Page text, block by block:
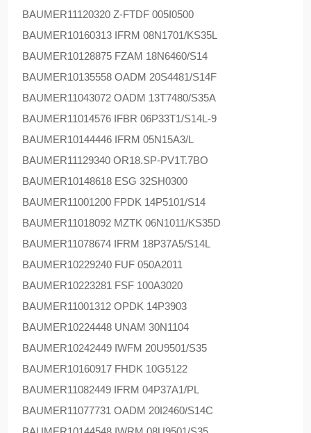
BAUMER11120320 Z-FTDF 005I0500
BAUMER10160313 IFRM 08N1701/KS35L
BAUMER10128875 FZAM 18N6460/S14
BAUMER10135558 OADM 20S4481/S14F
BAUMER11043072 OADM 13T7480/S35A
BAUMER11014576 IFBR 06P33T1/S14L-9
BAUMER10144446 IFRM 05N15A3/L
BAUMER11129340 OR18.SP-PV1T.7BO
BAUMER10148618 ESG 32SH0300
BAUMER11001200 FPDK 14P5101/S14
BAUMER11018092 MZTK 06N1011/KS35D
BAUMER11078674 IFRM 18P37A5/S14L
BAUMER10229240 FUF 050A2011
BAUMER10223281 FSF 100A3020
BAUMER11001312 OPDK 14P3903
BAUMER10224448 UNAM 30N1104
BAUMER10242449 IWFM 20U9501/S35
BAUMER10160917 FHDK 10G5122
BAUMER11082449 IFRM 04P37A1/PL
BAUMER11077731 OADM 20I2460/S14C